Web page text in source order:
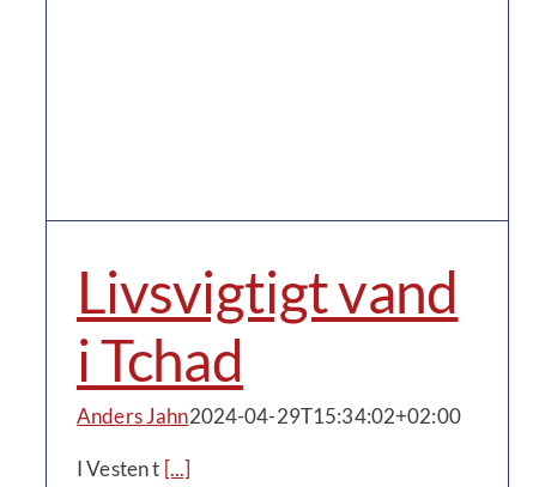
Livsvigtigt vand
i Tchad
Anders Jahn2024-04-29T15:34:02+02:00
I Vesten t [...]